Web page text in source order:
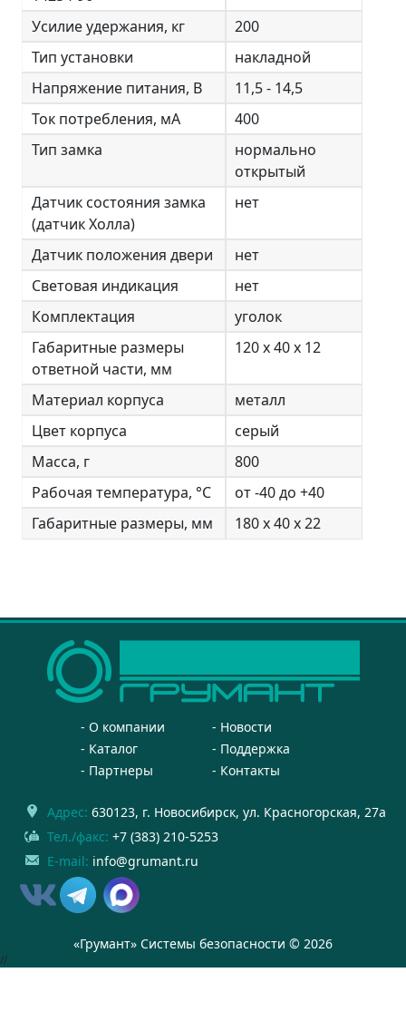
Усилие удержания, кг
200
Тип установки
накладной
Напряжение питания, В
11,5 - 14,5
Ток потребления, мА
400
Тип замка
нормально
открытый
Датчик состояния замка
(датчик Холла)
нет
Датчик положения двери
нет
Световая индикация
нет
Комплектация
уголок
Габаритные размеры
ответной части, мм
120 х 40 х 12
Материал корпуса
металл
Цвет корпуса
серый
Масса, г
800
Рабочая температура, °С
от -40 до +40
Габаритные размеры, мм
180 х 40 х 22
О компании
Новости
Каталог
Поддержка
Партнеры
Контакты
Адрес: 630123, г. Новосибирск, ул. Красногорская, 27а
Тел./факс: +7 (383) 210-5253
E-mail: info@grumant.ru
«Грумант» Системы безопасности © 2026
//